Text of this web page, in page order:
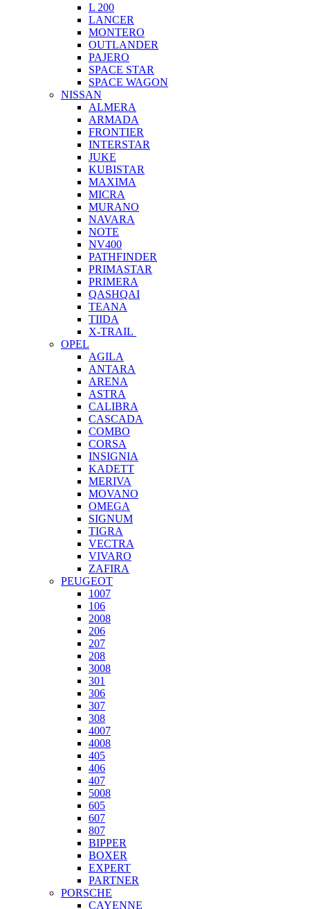
L 200
LANCER
MONTERO
OUTLANDER
PAJERO
SPACE STAR
SPACE WAGON
NISSAN
ALMERA
ARMADA
FRONTIER
INTERSTAR
JUKE
KUBISTAR
MAXIMA
MICRA
MURANO
NAVARA
NOTE
NV400
PATHFINDER
PRIMASTAR
PRIMERA
QASHQAI
TEANA
TIIDA
X-TRAIL
OPEL
AGILA
ANTARA
ARENA
ASTRA
CALIBRA
CASCADA
COMBO
CORSA
INSIGNIA
KADETT
MERIVA
MOVANO
OMEGA
SIGNUM
TIGRA
VECTRA
VIVARO
ZAFIRA
PEUGEOT
1007
106
2008
206
207
208
3008
301
306
307
308
4007
4008
405
406
407
5008
605
607
807
BIPPER
BOXER
EXPERT
PARTNER
PORSCHE
CAYENNE